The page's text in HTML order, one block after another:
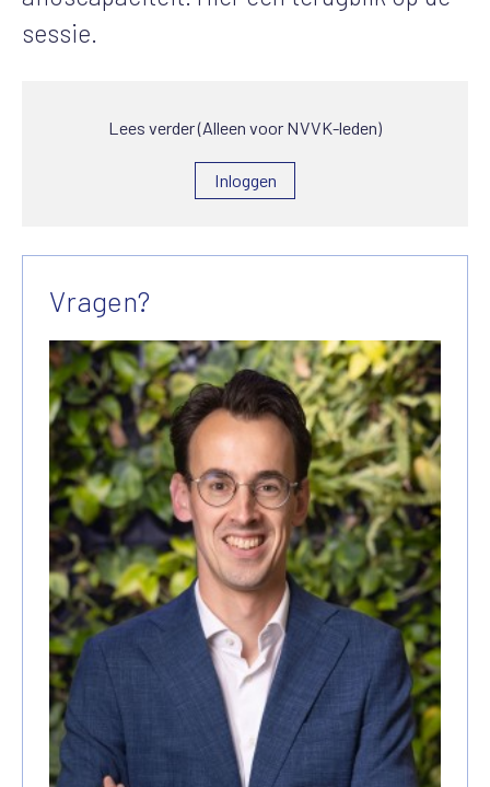
sessie.
Lees verder (Alleen voor NVVK-leden)
Inloggen
Vragen?